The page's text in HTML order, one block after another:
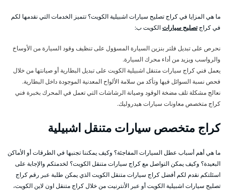
ما هي المزايا في كراج تصليح سيارات اشبيلية الكويت؟ تتميز الخدمات التي نقدمها لكم
في كراجتصليح سياراتالكويت ب:
نحرص على تبديل فلتر بنزين السيارة المسؤول على تنظيف وقود السيارة من الأوساخ
والرواسب ويزيد من أداء محرك السيارة.
يعمل فني كراج سيارات متنقل اشبيلية الكويت على تبديل البطارية أو صيانتها من خلال
فحص نسبة السوائل فيها وتأكد من سلامة الألواح المعدنية الموجودة داخل البطارية.
نعالج مشكلة تلف مضخة الوقود وصيانة الرشاشات التي تعمل في المحرك بخبرة فني
كراج متخصص معاونات سيارات هيدروليك.
كراج متخصص سيارات متنقل اشبيلية
ما هي أهم أسباب عطل السيارات المفاجئة؟ وكيف يمكننا تجنبها في الطرقات أو الأماكن
البعيدة؟ وكيف يمكن التواصل مع كراج سيارات متنقل الكويت؟ لخدمتكم والإجابة على
اسئلتكم نقدم لكم أفضل كراج سيارات متنقل الكويت الذي يمكن طلبة عبر رقم كراج
تصليح سيارات اشبيلية الكويت أو عبر الأنترنيت من خلال كراج متنقل اون لاين الكويت،